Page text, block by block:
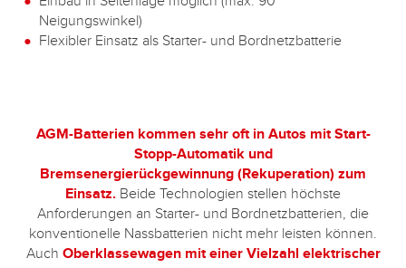
Neigungswinkel)
Flexibler Einsatz als Starter- und Bordnetzbatterie
AGM-Batterien kommen sehr oft in Autos mit Start-
Stopp-Automatik und
Bremsenergierückgewinnung (Rekuperation) zum
Einsatz. Beide Technologien stellen höchste
Anforderungen an Starter- und Bordnetzbatterien, die
konventionelle Nassbatterien nicht mehr leisten können.
Auch Oberklassewagen mit einer Vielzahl elektrischer